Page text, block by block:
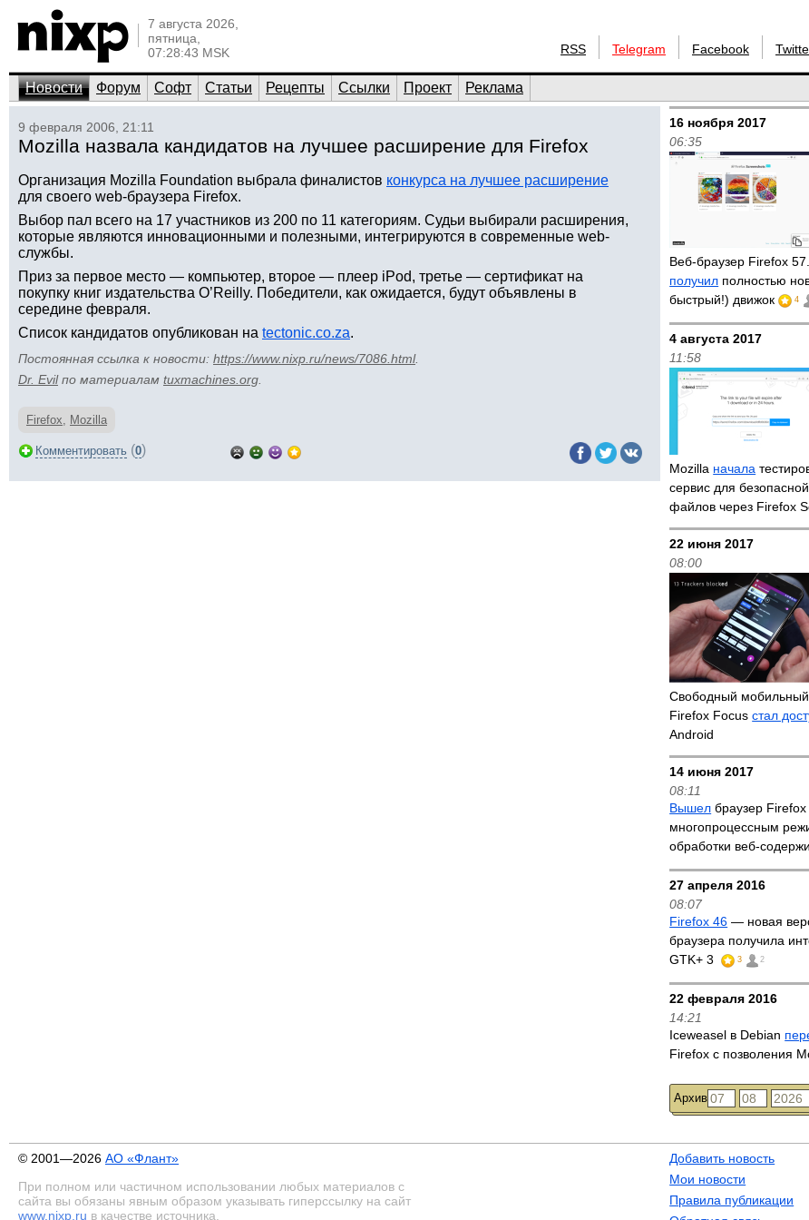
7 августа 2026,
пятница,
07:28:43 MSK
RSS Telegram Facebook
Новости Форум Софт Статьи Рецепты Ссылки Проект Реклама
9 февраля 2006, 21:11
Mozilla назвала кандидатов на лучшее расширение для Firefox
Организация Mozilla Foundation выбрала финалистов конкурса на лучшее расширение
для своего web-браузера Firefox.
Выбор пал всего на 17 участников из 200 по 11 категориям. Судьи выбирали расширения,
которые являются инновационными и полезными, интегрируются в современные web-
службы.
Приз за первое место — компьютер, второе — плеер iPod, третье — сертификат на
покупку книг издательства O’Reilly. Победители, как ожидается, будут объявлены в
середине февраля.
Список кандидатов опубликован на tectonic.co.za.
Постоянная ссылка к новости: https://www.nixp.ru/news/7086.html.
Dr. Evilпо материалам tuxmachines.org
Firefox, Mozilla
Комментировать (0)
16 ноября 2017
06:35
Веб-браузер Firefox
получил полностью
быстрый!) движок
4
4 августа 2017
11:58
Mozilla начала
сервис для
файлов через Firefox
22 июня 2017
08:00
Свободный мобильный
Firefox Focusстал
Android
14 июня 2017
08:11
Вышел браузер Firefox
многопроцессным
обработки веб-
27 апреля 2016
08:07
Firefox 46 — новая
браузера получила
GTK+ 3
3 2
22 февраля 2016
14:21
Iceweasel в Debian
Firefox с позволения
Архив
© 2001—2026 АО «Флант»
При полном или частичном использовании любых материалов с
сайта вы обязаны явным образом указывать гиперссылку на сайт
www.nixp.ru в качестве источника.
Добавить новость
Мои новости
Правила публикации